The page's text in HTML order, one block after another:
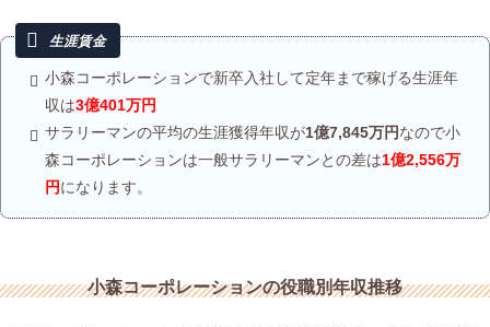
小森コーポレーションで新卒入社して定年まで稼げる生涯年
収は3億401万円
サラリーマンの平均の生涯獲得年収が1億7,845万円なので小
森コーポレーションは一般サラリーマンとの差は1億2,556万
円になります。
小森コーポレーションの役職別年収推移